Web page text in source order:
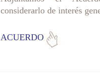
considerarlo de interés
ACUERDO